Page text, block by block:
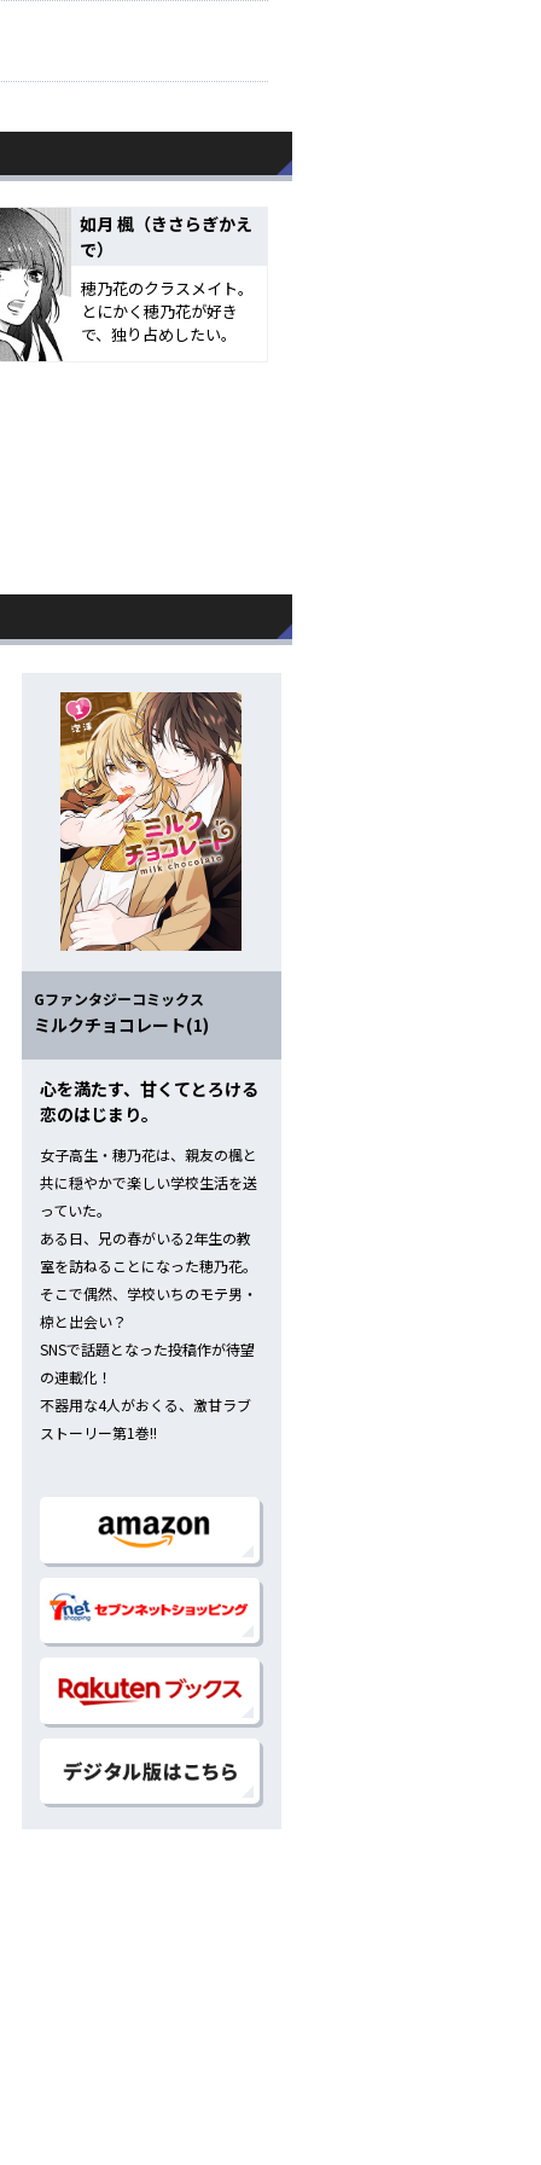
如月 楓（きさらぎかえ
で）
穂乃花のクラスメイト。
とにかく穂乃花が好き
で、独り占めしたい。
Gファンタジーコミックス
ミルクチョコレート(1)
心を満たす、甘くてとろける
恋のはじまり。
女子高生・穂乃花は、親友の楓と
共に穏やかで楽しい学校生活を送
っていた。
ある日、兄の春がいる2年生の教
室を訪ねることになった穂乃花。
そこで偶然、学校いちのモテ男・
椋と出会い――？
SNSで話題となった投稿作が待望
の連載化！
不器用な4人がおくる、激甘ラブ
ストーリー第1巻!!